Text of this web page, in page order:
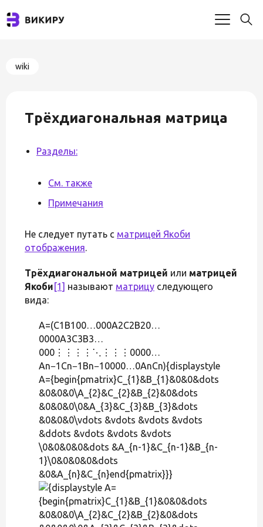
wiki
Трёхдиагональная матрица
Разделы:
См. также
Примечания
Не следует путать с матрицей Якоби
отображения.
Трёхдиагональной матрицей или матрицей
Якоби [1] называют матрицу следующего
вида:
A=(C1B100…000A2C2B20…
0000A3C3B3…
000⋮⋮⋮⋮⋱⋮⋮⋮0000…
An−1Cn−1Bn−10000…0AnCn){displaystyle
A={begin{pmatrix}C_{1}&B_{1}&0&0&dots
&0&0&0\A_{2}&C_{2}&B_{2}&0&dots
&0&0&0\0&A_{3}&C_{3}&B_{3}&dots
&0&0&0\vdots &vdots &vdots &vdots
&ddots &vdots &vdots &vdots
\0&0&0&0&dots &A_{n-1}&C_{n-1}&B_{n-
1}\0&0&0&0&dots
&0&A_{n}&C_{n}end{pmatrix}}}